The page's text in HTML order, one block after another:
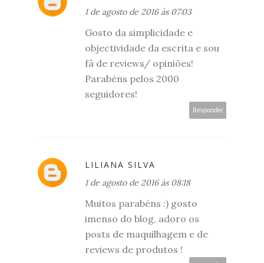
1 de agosto de 2016 às 07:03
Gosto da simplicidade e
objectividade da escrita e sou
fã de reviews/ opiniões!
Parabéns pelos 2000
seguidores!
Responder
LILIANA SILVA
1 de agosto de 2016 às 08:18
Muitos parabéns :) gosto
imenso do blog, adoro os
posts de maquilhagem e de
reviews de produtos !